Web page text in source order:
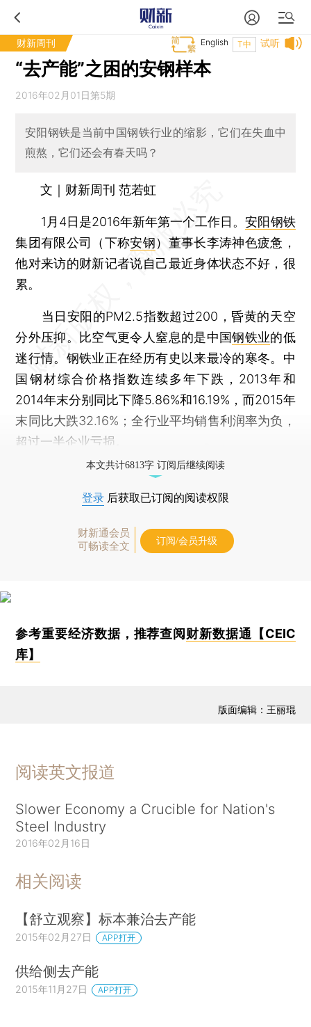
财新周刊 试听
T中
English
“去产能”之困的安钢样本
2016年02月01日第5期
安阳钢铁是当前中国钢铁行业的缩影，它们在失血中
煎熬，它们还会有春天吗？
文｜财新周刊 范若虹
1月4日是2016年新年第一个工作日。安阳钢铁
集团有限公司（下称安钢）董事长李涛神色疲惫，
他对来访的财新记者说自己最近身体状态不好，很
累。
当日安阳的PM2.5指数超过200，昏黄的天空
分外压抑。比空气更令人窒息的是中国钢铁业的低
迷行情。钢铁业正在经历有史以来最冷的寒冬。中
国钢材综合价格指数连续多年下跌，2013年和
2014年末分别同比下降5.86%和16.19%，而2015年
末同比大跌32.16%；全行业平均销售利润率为负，
超过一半企业亏损。
本文共计6813字 订阅后继续阅读
登录 后获取已订阅的阅读权限
财新通会员
可畅读全文
订阅/会员升级
参考重要经济数据，推荐查阅 财新数据通【CEIC
库】
版面编辑：王丽琨
阅读英文报道
Slower Economy a Crucible for Nation's
Steel Industry
2016年02月16日
相关阅读
【舒立观察】标本兼治去产能
2015年02月27日 APP打开
供给侧去产能
2015年11月27日 APP打开